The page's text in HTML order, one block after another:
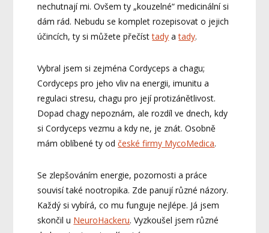
nechutnají mi. Ovšem ty „kouzelné“ medicinální si
dám rád. Nebudu se komplet rozepisovat o jejich
účincích, ty si můžete přečísttady atady.
Vybral jsem si zejména Cordyceps a chagu;
Cordyceps pro jeho vliv na energii, imunitu a
regulaci stresu, chagu pro její protizánětlivost.
Dopad chagy nepoznám, ale rozdíl ve dnech, kdy
si Cordyceps vezmu a kdy ne, je znát. Osobně
mám oblíbené ty odčeské firmy MycoMedica.
Se zlepšováním energie, pozornosti a práce
souvisí také nootropika. Zde panují různé názory.
Každý si vybírá, co mu funguje nejlépe. Já jsem
skončil u NeuroHackeru. Vyzkoušel jsem různé